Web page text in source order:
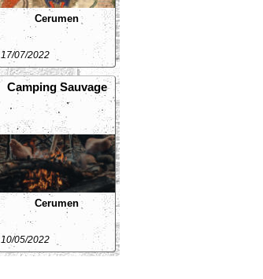
Cerumen
17/07/2022
Camping Sauvage
Cerumen
10/05/2022